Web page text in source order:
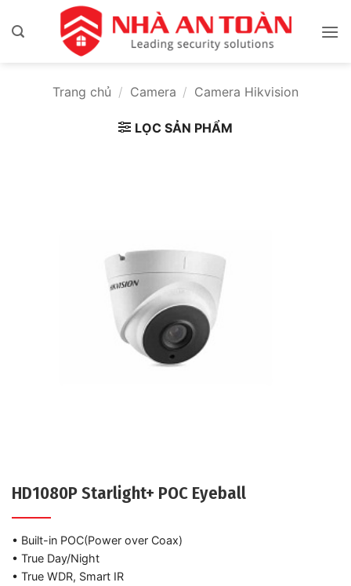
qua
Trang chủ / Camera / Camera Hikvision
LỌC SẢN PHẨM
HD1080P Starlight+ POC Eyeball
• Built-in POC(Power over Coax)
• True Day/Night
• True WDR, Smart IR